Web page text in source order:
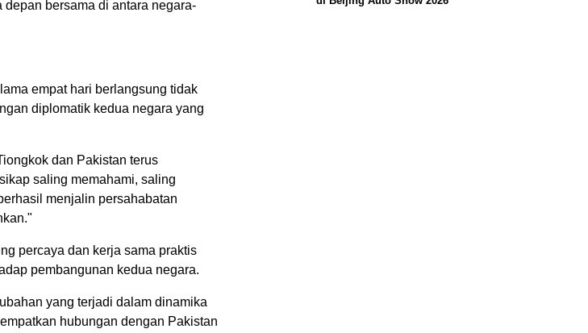
bersama di antara negara-
empat hari berlangsung tidak
diplomatik kedua negara yang
dan Pakistan terus
saling memahami, saling
menjalin persahabatan
percaya dan kerja sama praktis
pembangunan kedua negara.
yang terjadi dalam dinamika
hubungan dengan Pakistan